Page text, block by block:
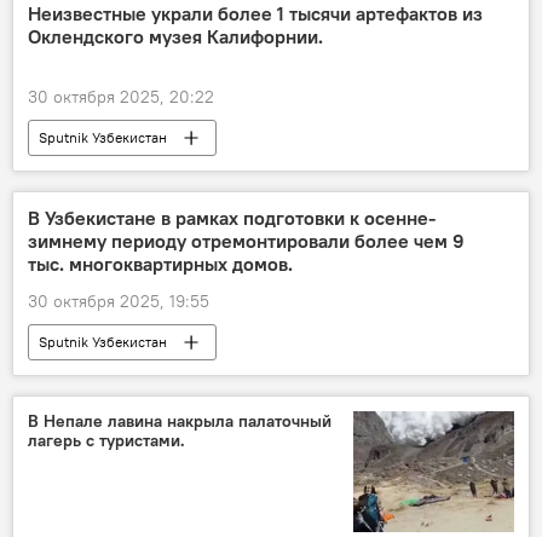
Неизвестные украли более 1 тысячи артефактов из
Оклендского музея Калифорнии.
30 октября 2025, 20:22
Sputnik Узбекистан
В Узбекистане в рамках подготовки к осенне-
зимнему периоду отремонтировали более чем 9
тыс. многоквартирных домов.
30 октября 2025, 19:55
Sputnik Узбекистан
В Непале лавина накрыла палаточный
лагерь с туристами.